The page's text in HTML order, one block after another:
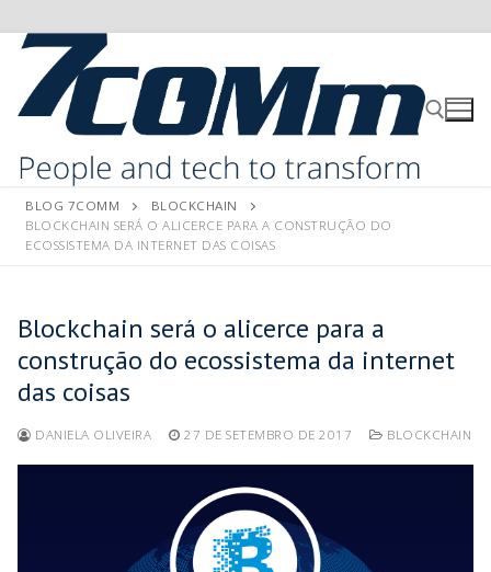
BLOG 7COMM
BLOCKCHAIN
BLOCKCHAIN SERÁ O ALICERCE PARA A CONSTRUÇÃO DO
ECOSSISTEMA DA INTERNET DAS COISAS
Blockchain será o alicerce para a
construção do ecossistema da internet
das coisas
DANIELA OLIVEIRA 27 DE SETEMBRO DE 2017 BLOCKCHAIN